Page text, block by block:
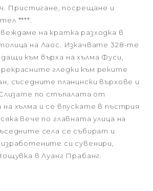
Пристигане, посрещане и
****.
на кратка разходка в
на Лаос. Изкачвате 328-те
към върха на хълма Фуси,
гледки към реките
съседните планински върхове и
по стъпалата от
хълма и се впускате в пъстрия
вече по главната улица на
села се събират и
си сувенири,
в Луанг Прабанг.